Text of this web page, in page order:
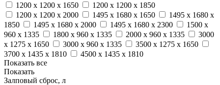
1200 x 1200 x 1650
1200 x 1200 x 1850
1200 x 1200 x 2000
1495 x 1680 x 1650
1495 x 1680 x
1850
1495 x 1680 x 2000 1495 x 1680 x 2300
1500 x
960 x 1335
1800 x 960 x 1335 2000 x 960 x 1335
3000
x 1275 x 1650
3000 x 960 x 1335
3500 x 1275 x 1650
3700 x 1435 x 1810
4500 x 1435 x 1810
Показать все
Показать
Залповый сброс, л